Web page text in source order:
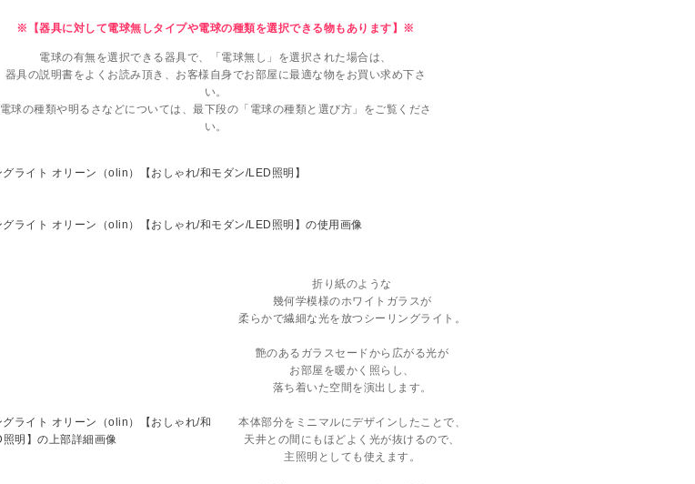
※【器具に対して電球無しタイプや電球の種類を選択できる物もあります】※
電球の有無を選択できる器具で、「電球無し」を選択された場合は、
器具の説明書をよくお読み頂き、お客様自身でお部屋に最適な物をお買い求め下さ
い。
電球の種類や明るさなどについては、最下段の「電球の種類と選び方」をご覧くださ
い。
折り紙のような
幾何学模様のホワイトガラスが
柔らかで繊細な光を放つシーリングライト。
艶のあるガラスセードから広がる光が
お部屋を暖かく照らし、
落ち着いた空間を演出します。
本体部分をミニマルにデザインしたことで、
天井との間にもほどよく光が抜けるので、
主照明としても使えます。